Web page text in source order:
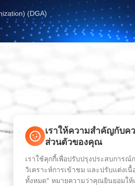
(DGA)
เราให้ความสำคัญกับค
ส่วนตัวของคุณ
เราใช้คุกกี้เพื่อปรับปรุงประสบการณ์
วิเคราะห์การเข้าชม และปรับแต่งเ
ทั้งหมด" หมายความว่าคุณยินยอมให้